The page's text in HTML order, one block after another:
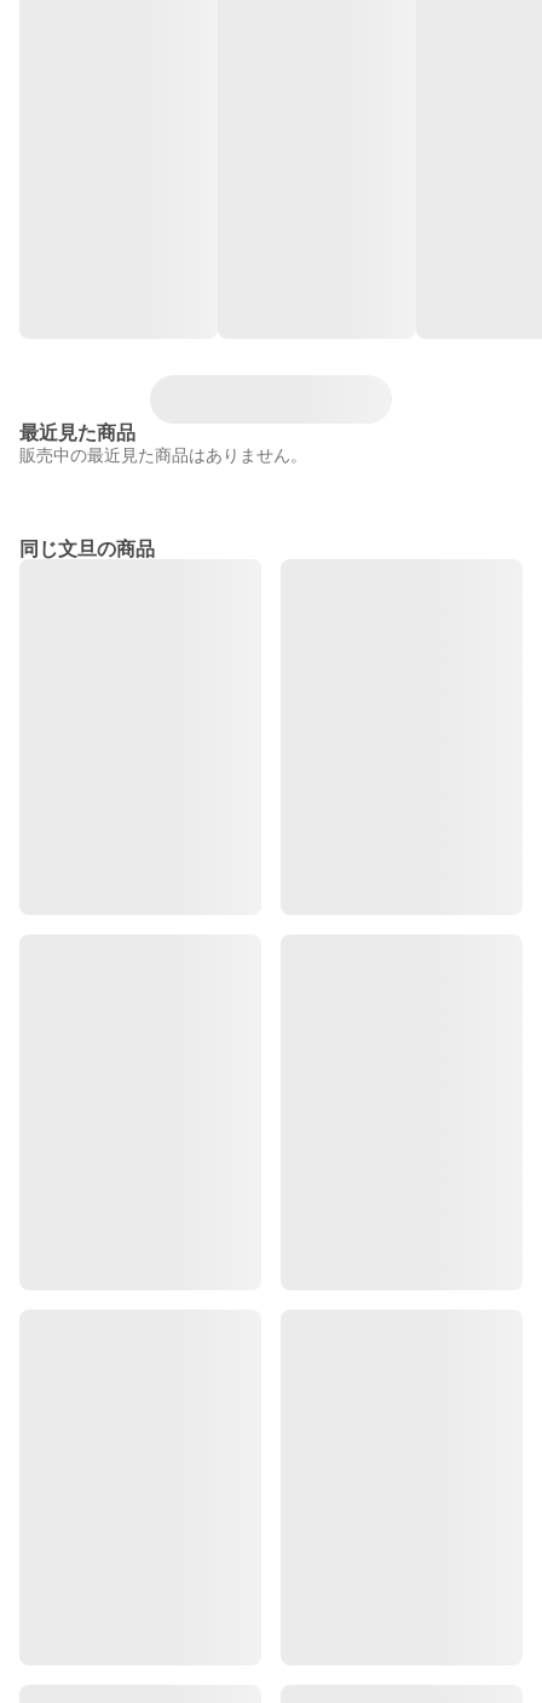
最近見た商品
販売中の最近見た商品はありません。
同じ文旦の商品